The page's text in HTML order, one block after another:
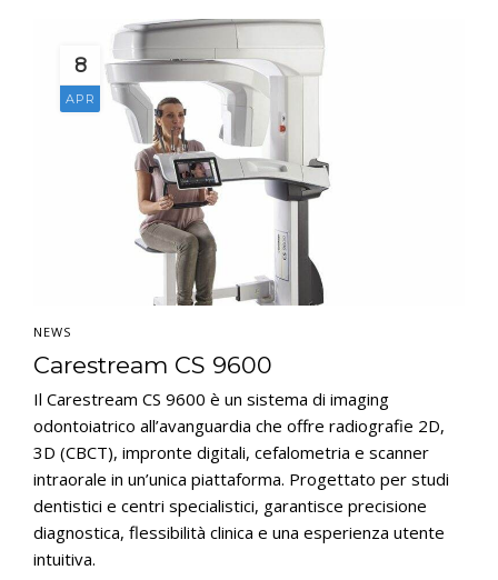
8
APR
NEWS
Carestream CS 9600
Il Carestream CS 9600 è un sistema di imaging
odontoiatrico all’avanguardia che offre radiografie 2D,
3D (CBCT), impronte digitali, cefalometria e scanner
intraorale in un’unica piattaforma. Progettato per studi
dentistici e centri specialistici, garantisce precisione
diagnostica, flessibilità clinica e una esperienza utente
intuitiva.